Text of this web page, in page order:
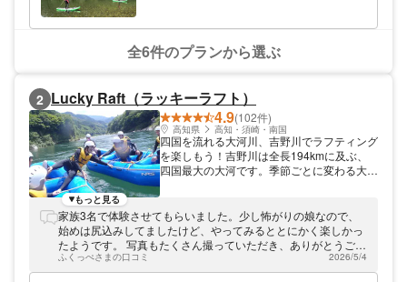
のラフティングを安全に楽しんでいただこう
と、リバーランプラスには日本にわずか6名
だけのマスターガイドが在籍しています。川
つい遊び過ぎちゃっていつも時間オーバー！
社長に叱られています。 安全に楽しく、吉
野川遊びをお手伝いいたします。みなさまの
お越しを心よりおまちしております。
全6件のプランから選ぶ
2 Lucky Raft（ラッキーラフト）
4.9(102件)
高知県 高知・須崎・南国
四国を流れる大河川、吉野川でラフティング
を楽しもう！吉野川は全長194kmに及ぶ、
四国最大の大河です。季節ごとに変わる大自
用意。のんびりできるコースと激流にチャレ
ンジするコースで、みなさまに楽しんでいた
だます。四国の自然はダイナミックで美し
い。きっとご満足いただけるはずです。
もっと見る
家族3名で体験させてもらいました。少し怖がりの娘なので、
始めは尻込みしてましたけど、やってみるととにかく楽しかっ
たようです。 写真もたくさん撮っていただき、ありがとうござ
いました。良い記念になりました！ ぜひまた行きたいと思いま
す‼︎
ふくっぺさまの口コミ 2026/5/4